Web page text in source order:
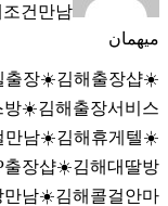
건만남
میهمان
출장☀️김해출장샵☀️
☀️김해출장서비스
만남☀️김해휴게텔☀️
장샵☀️김해대딸방
남☀️김해콜걸안마